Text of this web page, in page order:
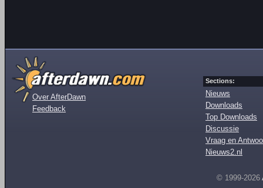
Over AfterDawn
Feedback
Sections:
Nieuws
Downloads
Top Downloads
Discussie
Vraag en
Nieuws2.nl
© 1999-2026